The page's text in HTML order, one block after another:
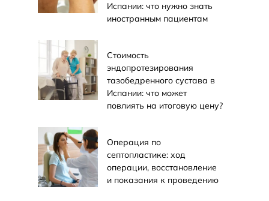
Испании: что нужно знать
иностранным пациентам
Стоимость
эндопротезирования
тазобедренного сустава в
Испании: что может
повлиять на итоговую цену?
Операция по
септопластике: ход
операции, восстановление
и показания к проведению